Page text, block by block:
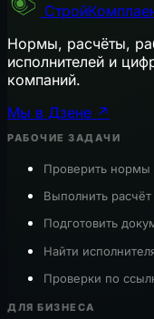
Нормы, расчёты,
исполнителей и
компаний.
Мы в Дзене ↗
РАБОЧИЕ ЗАДАЧИ
Проверить нормы
Выполнить расчёт
Подготовить
Найти
Проверки по
ДЛЯ БИЗНЕСА